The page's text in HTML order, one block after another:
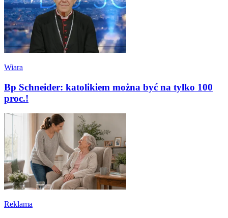
Wiara
Bp Schneider: katolikiem można być na tylko 100
proc.!
Reklama